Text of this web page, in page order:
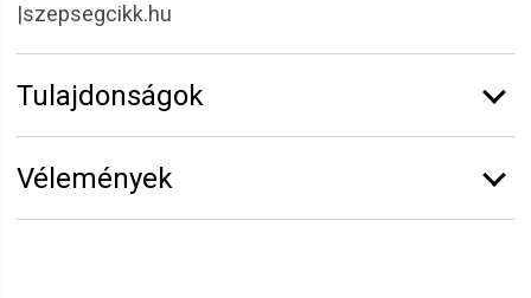
|szepsegcikk.hu
Tulajdonságok
Kiszerelés:
Töménység:
6%
Vélemények